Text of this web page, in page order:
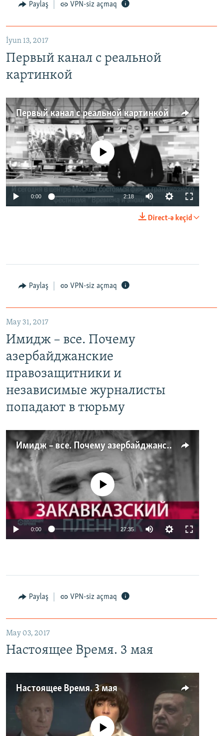
Paylaş VPN-siz açmaq
İyun 13, 2017
Первый канал с реальной
картинкой
Первый канал с реальной картинкой
No media source currently available
0:00 2:18
Direct-ə keçid
Paylaş VPN-siz açmaq
May 31, 2017
Имидж – все. Почему
азербайджанские
правозащитники и
независимые журналисты
попадают в тюрьму
Имидж – все. Почему азербайджанские правозащитники и независимые журналисты попадают в тюрьму
No media source currently available
0:00 27:35
Paylaş VPN-siz açmaq
May 03, 2017
Настоящее Время. 3 мая
Настоящее Время. 3 мая
No media source currently available